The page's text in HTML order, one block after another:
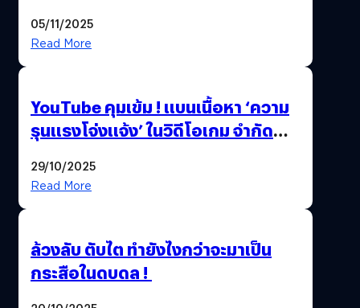
Thailand Game Show 2025 ทะลุ 15
05/11/2025
Read More
YouTube คุมเข้ม ! แบนเนื้อหา ‘ความ
รุนแรงโจ่งแจ้ง’ ในวิดีโอเกม จำกัด
29/10/2025
Read More
ล้วงลับ ตับไต ทำยังไงกว่าจะมาเป็น
กระสือในดบดล !